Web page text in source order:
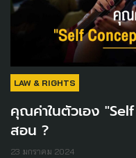
LAW & RIGHTS
คุณค่าในตัวเอง
สอน ?
23 มกราคม 2024